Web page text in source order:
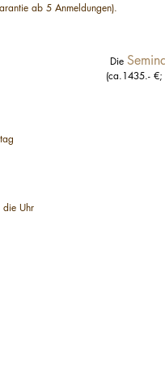
ab 5 Anmeldungen).
Die
(ca.1435.- €;
die Uhr